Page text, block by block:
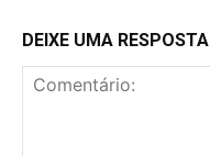
DEIXE UMA RESPOSTA